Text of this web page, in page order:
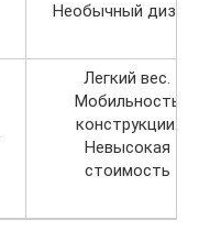
Необычный
Легкий вес.
Мобильность
конструкции.
Невысокая
стоимость